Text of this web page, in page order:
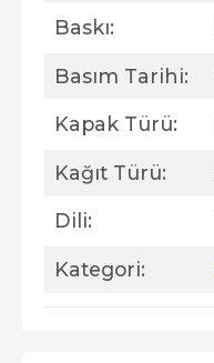
Baskı:
Basım Tarihi:
Kapak Türü:
Kağıt Türü:
Dili:
Kategori: